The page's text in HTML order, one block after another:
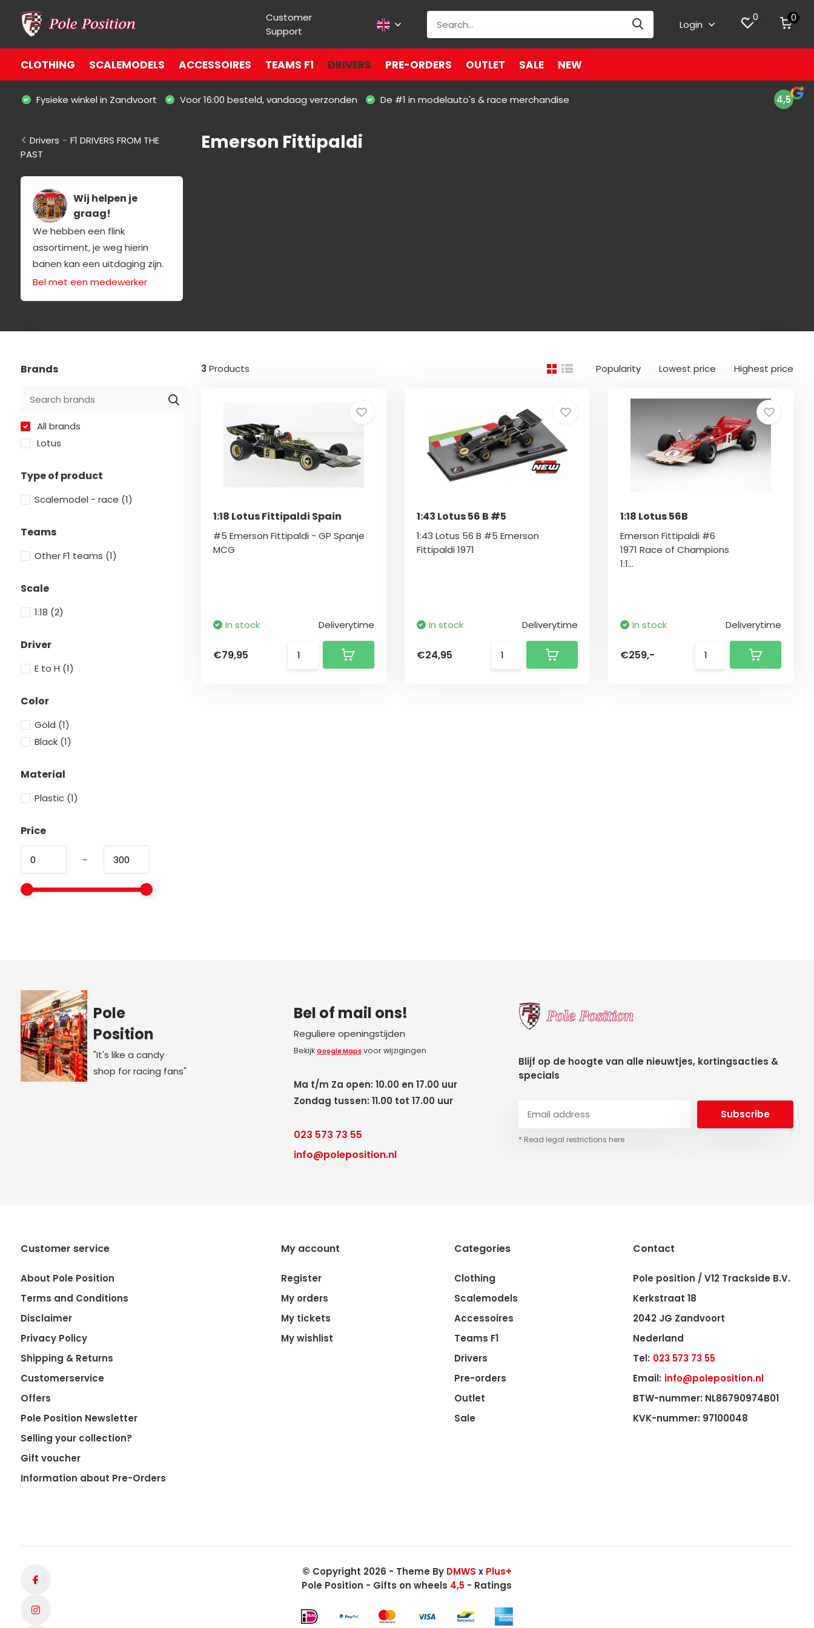
Customer
Support
Login
0 0
CLOTHING SCALEMODELS ACCESSOIRES TEAMS F1 DRIVERS PRE-ORDERS OUTLET SALE NEW
Fysieke winkel in Zandvoort Voor 16:00 besteld, vandaag verzonden De #1 in modelauto's & race merchandise 4,5
Drivers - F1 DRIVERS FROM THE
PAST
Wij helpen je
graag!
We hebben een flink
assortiment, je weg hierin
banen kan een uitdaging zijn.
Bel met een medewerker
Emerson Fittipaldi
Brands
All brands
Lotus
Type of product
Scalemodel - race (1)
Teams
Other F1 teams (1)
Scale
1:18 (2)
Driver
E to H (1)
Color
Gold (1)
Black (1)
Material
Plastic (1)
Price
-
3 Products Popularity Lowest price Highest price
1:18 Lotus Fittipaldi Spain
#5 Emerson Fittipaldi - GP Spanje
MCG
In stock Deliverytime
€79,95
1:43 Lotus 56 B #5
1:43 Lotus 56 B #5 Emerson
Fittipaldi 1971
In stock Deliverytime
€24,95
1:18 Lotus 56B
Emerson Fittipaldi #6
1971 Race of Champions
1:1...
In stock Deliverytime
€259,-
Pole
Position
"It's like a candy
shop for racing fans"
Bel of mail ons!
Reguliere openingstijden
Bekijk Google Mapsvoor wijzigingen
Ma t/m Za open: 10.00 en 17.00 uur
Zondag tussen: 11.00 tot 17.00 uur
023 573 73 55
info@poleposition.nl
Blijf op de hoogte van alle nieuwtjes, kortingsacties &
specials
Subscribe
* Read legal restrictions here
Customer service
About Pole Position
Terms and Conditions
Disclaimer
Privacy Policy
Shipping & Returns
Customerservice
Offers
Pole Position Newsletter
Selling your collection?
Gift voucher
Information about Pre-Orders
My account
Register
My orders
My tickets
My wishlist
Categories
Clothing
Scalemodels
Accessoires
Teams F1
Drivers
Pre-orders
Outlet
Sale
Contact
Pole position / V12 Trackside B.V.
Kerkstraat 18
2042 JG Zandvoort
Nederland
Tel: 023 573 73 55
Email: info@poleposition.nl
BTW-nummer: NL86790974B01
KVK-nummer: 97100048
© Copyright 2026 - Theme By DMWS x Plus+
Pole Position - Gifts on wheels 4,5 - Ratings